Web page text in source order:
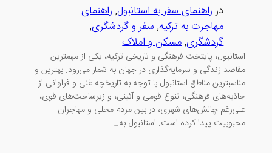
در راهنمای سفر به استانبول, راهنمای
مهاجرت به ترکیه, سفر و گردشگری,
گردشگری, مسکن و املاک
استانبول، پایتخت فرهنگی و تاریخی ترکیه، یکی از مهمترین
مقاصد زندگی و سرمایه‌گذاری در جهان به شمار می‌رود. بهترین و
مناسبترین مناطق استانبول با توجه به تاریخچه غنی و فراوانی از
جاذبه‌های فرهنگی، تنوع قومی و آئینی، و زیرساخت‌های قوی،
علی‌رغم چالش‌های شهری، در بین مردم محلی و مهاجران
محبوبیت پیدا کرده است. استانبول به…